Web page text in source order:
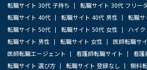
転職サイト 30代 子持ち
転職サイト 30代 フリー
転職サイト 40代
転職サイト 40代 男性
転職サ
転職サイト 50代
転職サイト 50代 女性
ハイ
転職サイト 男性
転職サイト 女性
医師転職サ
医師転職エージェント
看護師転職サイト
看護
転職サイト 選び方
転職サイト 登録なし
無料